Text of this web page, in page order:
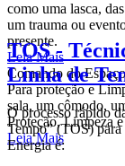
como uma lasca,
um trauma ou
presente.
Leia Mais
Comando do
Para proteção e
sala, um cômodo,
Proteção, Limpeza
Leia Mais
TOS -
Linha de
O processo rápido
Tempo” (TOS) para
Energia é: